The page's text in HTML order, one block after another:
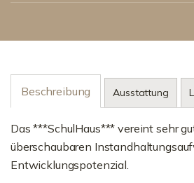
Beschreibung Ausstattung
Das ***SchulHaus*** vereint sehr
überschaubaren
Entwicklungspotenzial.